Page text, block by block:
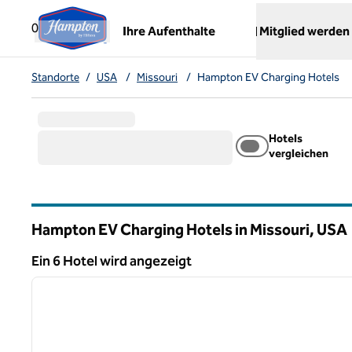
Weiter zum Inhalt
0
Ihre Aufenthalte Mitglied werden
Standorte / USA / Missouri / Hampton EV Charging Hotels
Hotels
vergleichen
Hampton EV Charging Hotels in Missouri, USA
Ein 6 Hotel wird angezeigt
Ein 6 Hotel wird angezeigt
1 von 12